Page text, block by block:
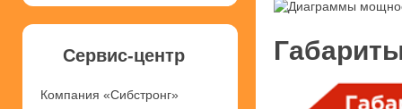
Сервис-центр
Компания «Сибстронг»